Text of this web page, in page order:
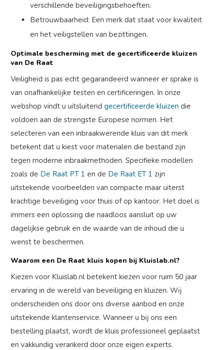
verschillende beveiligingsbehoeften.
Betrouwbaarheid: Een merk dat staat voor kwaliteit
en het veiligstellen van bezittingen.
Optimale bescherming met de gecertificeerde kluizen
van De Raat
Veiligheid is pas echt gegarandeerd wanneer er sprake is
van onafhankelijke testen en certificeringen. In onze
webshop vindt u uitsluitendgecertificeerde kluizen die
voldoen aan de strengste Europese normen. Het
selecteren van een inbraakwerende kluis van dit merk
betekent dat u kiest voor materialen die bestand zijn
tegen moderne inbraakmethoden. Specifieke modellen
zoals de De Raat PT 1 en de De Raat ET 1 zijn
uitstekende voorbeelden van compacte maar uiterst
krachtige beveiliging voor thuis of op kantoor. Het doel is
immers een oplossing die naadloos aansluit op uw
dagelijkse gebruik en de waarde van de inhoud die u
wenst te beschermen.
Waarom een De Raat kluis kopen bij Kluislab.nl?
Kiezen voor Kluislab.nl betekent kiezen voor ruim 50 jaar
ervaring in de wereld van beveiliging en kluizen. Wij
onderscheiden ons door ons diverse aanbod en onze
uitstekende klantenservice. Wanneer u bij ons een
bestelling plaatst, wordt de kluis professioneel geplaatst
en vakkundig verankerd door onze eigen experts.